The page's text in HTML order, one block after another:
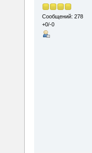
Сообщений: 278
+0/-0